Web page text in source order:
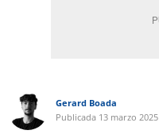
Gerard Boada
Publicada 13 marzo 2025